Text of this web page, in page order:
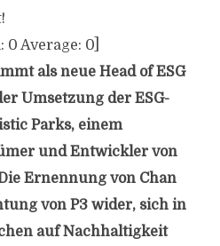
0 Average: 0]
als neue Head of ESG
Umsetzung der ESG-
Parks, einem
und Entwickler von
Ernennung von Chan
von P3 wider, sich in
auf Nachhaltigkeit